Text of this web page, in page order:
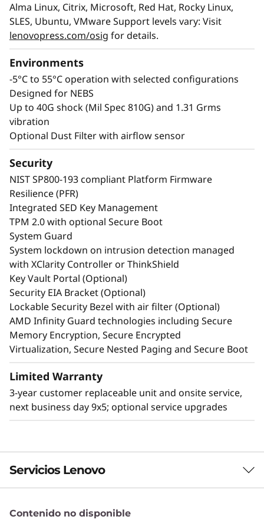
d
e
a
b
a
o
Seguridad de propiedades y datos
En el perímetro, sus bienes y sus datos son
más vulnerables. El ThinkEdge SE455 V3 incluye
un marco y una cubierta superior de seguridad
con cerradura y puede anclarse al bastidor con
una llave de seguridad para impedir el robo
material. La protección de los datos incluye el
uso de unidades SSD SED, TPM 2.0 con
arranque seguro y el fiable controlador
XClarity, que puede iniciar un bloqueo del
sistema en caso de que se activen los sensores
antimanipulación.
Alma Linux, Citrix, Microsoft, Red Hat, Rocky Linux,
SLES, Ubuntu, VMware Support levels vary: Visit
lenovopress.com/osig for details.
Environments
-5°C to 55°C operation with selected configurations
Designed for NEBS
Up to 40G shock (Mil Spec 810G) and 1.31 Grms
vibration
Optional Dust Filter with airflow sensor
Security
NIST SP800-193 compliant Platform Firmware
Resilience (PFR)
Integrated SED Key Management
TPM 2.0 with optional Secure Boot
System Guard
System lockdown on intrusion detection managed
with XClarity Controller or ThinkShield
Key Vault Portal (Optional)
Security EIA Bracket (Optional)
Lockable Security Bezel with air filter (Optional)
AMD Infinity Guard technologies including Secure
Memory Encryption, Secure Encrypted
Virtualization, Secure Nested Paging and Secure Boot
Limited Warranty
3-year customer replaceable unit and onsite service,
next business day 9x5; optional service upgrades
Servicios Lenovo
Servicios de Soluciones
Contenido no disponible